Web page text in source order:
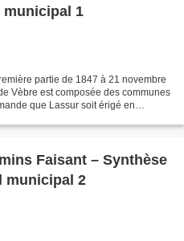
1
partie de 1847 à 21 novembre
Vèbre est composée des communes
que Lassur soit érigé en
Faisant – Synthèse
municipal 2